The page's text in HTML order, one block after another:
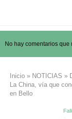
No hay comentarios que
Inicio » NOTICIAS »
La China, vía que
en Bello